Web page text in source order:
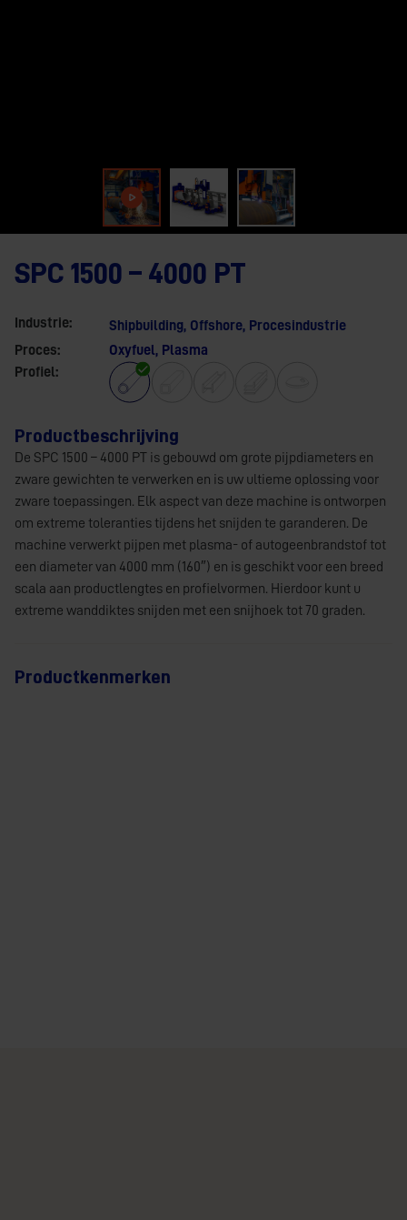
SPC 1500 – 4000 PT
Industrie: Shipbuilding, Offshore, Procesindustrie
Proces:
Oxyfuel, Plasma
Profiel:
Productbeschrijving
De SPC 1500 – 4000 PT is gebouwd om grote pijpdiameters en
zware gewichten te verwerken en is uw ultieme oplossing voor
zware toepassingen. Elk aspect van deze machine is ontworpen
om extreme toleranties tijdens het snijden te garanderen. De
machine verwerkt pijpen met plasma- of autogeenbrandstof tot
een diameter van 4000 mm (160″) en is geschikt voor een breed
scala aan productlengtes en profielvormen. Hierdoor kunt u
extreme wanddiktes snijden met een snijhoek tot 70 graden.
Productkenmerken